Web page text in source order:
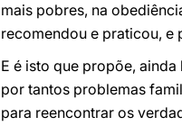
mais pobres, na
recomendou e praticou, e
E é isto que propõe,
por tantos problemas
para reencontrar os